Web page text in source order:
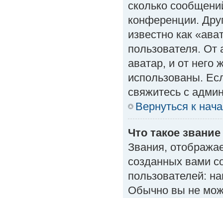
сколько
конференции.
известно как
пользователя. От
аватар, и от него
использованы.
свяжитесь с
Вернуться к
Что такое
Звания,
созданных вами
пользователей:
Обычно вы не